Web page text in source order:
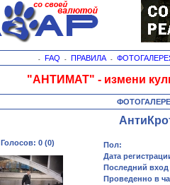
- FAQ - ПРАВИЛА-
"АНТИМАТ" - измени
Голосов: 0 (0)
Пол:
Дата
Последний вход
Проведенно в